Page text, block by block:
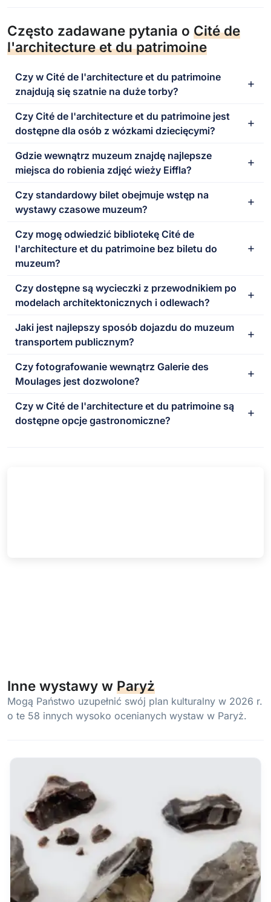
Często zadawane pytania o Cité de
l'architecture et du patrimoine
Czy w Cité de l'architecture et du patrimoine
znajdują się szatnie na duże torby?
Czy Cité de l'architecture et du patrimoine jest
dostępne dla osób z wózkami dziecięcymi?
Gdzie wewnątrz muzeum znajdę najlepsze
miejsca do robienia zdjęć wieży Eiffla?
Czy standardowy bilet obejmuje wstęp na
wystawy czasowe muzeum?
Czy mogę odwiedzić bibliotekę Cité de
l'architecture et du patrimoine bez biletu do
muzeum?
Czy dostępne są wycieczki z przewodnikiem po
modelach architektonicznych i odlewach?
Jaki jest najlepszy sposób dojazdu do muzeum
transportem publicznym?
Czy fotografowanie wewnątrz Galerie des
Moulages jest dozwolone?
Czy w Cité de l'architecture et du patrimoine są
dostępne opcje gastronomiczne?
Inne wystawy w Paryż
Mogą Państwo uzupełnić swój plan kulturalny w 2026 r.
o te 58 innych wysoko ocenianych wystaw w Paryż.